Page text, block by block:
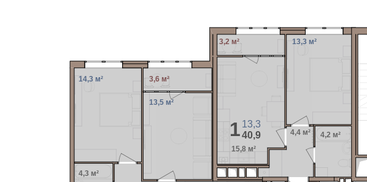
4,3 м²
14,3 м²
13,5 м²
3,2 м²
4,2 м²
4,4 м²
13,3 м²
15,8 м²
3,6 м²
1 13,3
40,9